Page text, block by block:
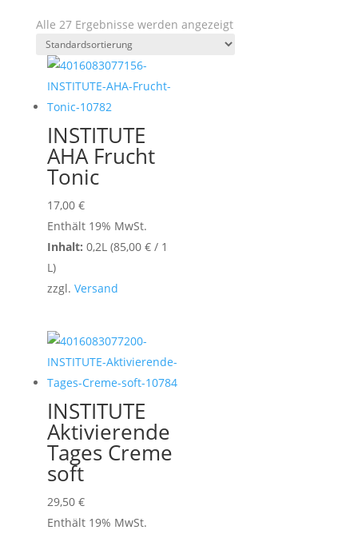
Alle 27 Ergebnisse werden angezeigt
INSTITUTE
AHA Frucht
Tonic
17,00 €
Enthält 19% MwSt.
Inhalt: 0,2L (85,00 €/ 1
L)
zzgl. Versand
INSTITUTE
Aktivierende
Tages Creme
soft
29,50 €
Enthält 19% MwSt.